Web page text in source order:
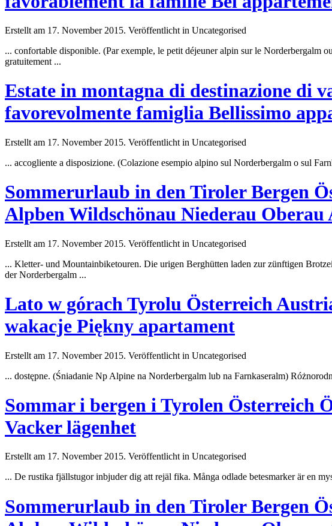
Erstellt am 17. November 2015. Veröffentlicht in Uncategorised
... confortable disponible. (Par exemple, le petit déjeuner alpin sur le Norderbergalm
gratuitement ...
Estate in montagna di destinazione di
favorevolmente famiglia Bellissimo
Erstellt am 17. November 2015. Veröffentlicht in Uncategorised
... accogliente a disposizione. (Colazione esempio alpino sul Norderbergalm o sul
Sommerurlaub in den Tiroler Bergen
Alpben Wildschönau Niederau Oberau
Erstellt am 17. November 2015. Veröffentlicht in Uncategorised
... Kletter- und Mountainbiketouren. Die urigen Berghütten laden zur zünftigen
derNorderbergalm ...
Lato w górach Tyrolu Österreich
wakacje Piękny apartament
Erstellt am 17. November 2015. Veröffentlicht in Uncategorised
... dostępne. (Śniadanie Np Alpine na Norderbergalm lub na Farnkaseralm)
Sommar i bergen i Tyrolen Österreich
Vacker lägenhet
Erstellt am 17. November 2015. Veröffentlicht in Uncategorised
... De rustika fjällstugor inbjuder dig att rejäl fika. Många odlade betesmarker är en
Sommerurlaub in den Tiroler Bergen